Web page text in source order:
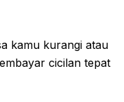
kamu kurangi atau
cicilan tepat